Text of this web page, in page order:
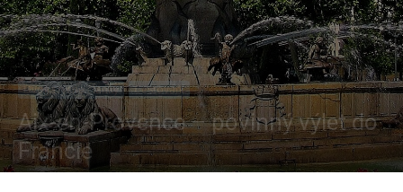
Dvojjazyčné články Cestování
Aix-en-Provence – povinný výlet do
Francie